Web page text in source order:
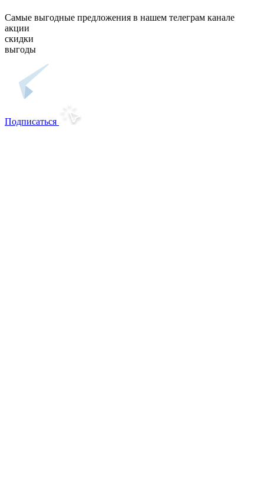
Самые выгодные предложения в нашем телеграм канале
акции
скидки
выгоды
Подписаться